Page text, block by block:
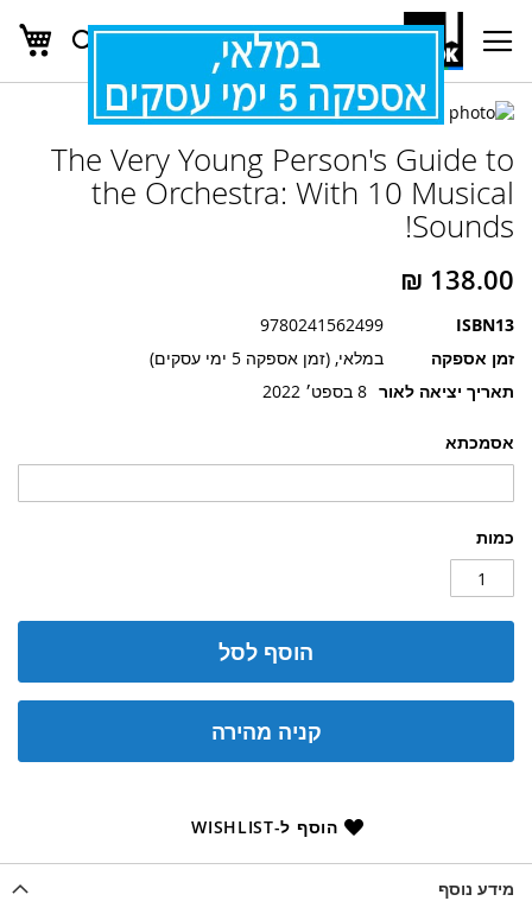
Skip
Content
חפש
אסמכתא
כמות
הוסף לסל
קניה מהירה
הוסף ל-WISHLIST
The Very Young Person's Guide to
the Orchestra: With 10 Musical
Sounds!
ISBN13
9780241562499
זמן אספקה
במלאי, (זמן אספקה 5 ימי עסקים)
תאריך יציאה לאור 8 בספט׳ 2022
לדלג
של
גלריית
תמונות
להתחלה
של
גלריית
תמונות
מידע נוסף